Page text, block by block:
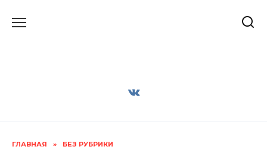
ГЛАВНАЯ » БЕЗ РУБРИКИ